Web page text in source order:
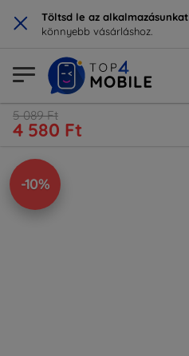
× Töltsd le az alkalmazásunkat
könnyebb vásárláshoz.
5 089 Ft
4 580 Ft
-10%